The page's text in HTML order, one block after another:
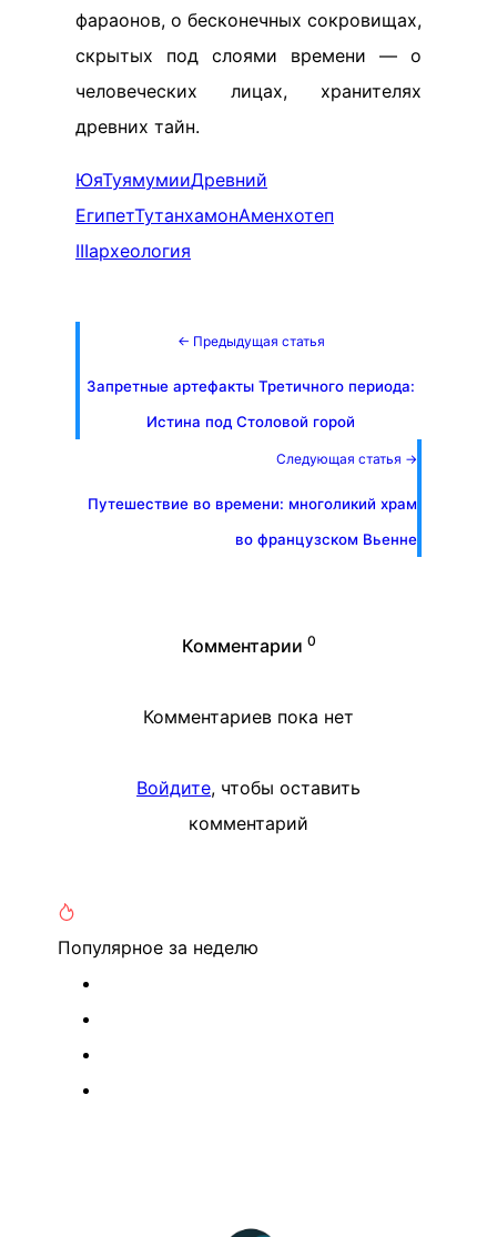
фараонов, о бесконечных сокровищах,
скрытых под слоями времени — о
человеческих лицах, хранителях
древних тайн.
ЮяТуямумииДревний
ЕгипетТутанхамонАменхотеп
IIIархеология
← Предыдущая статья
Запретные артефакты Третичного периода:
Истина под Столовой горой
Следующая статья →
Путешествие во времени: многоликий храм
во французском Вьенне
Комментарии 0
Комментариев пока нет
Войдите, чтобы оставить
комментарий
Популярное за неделю